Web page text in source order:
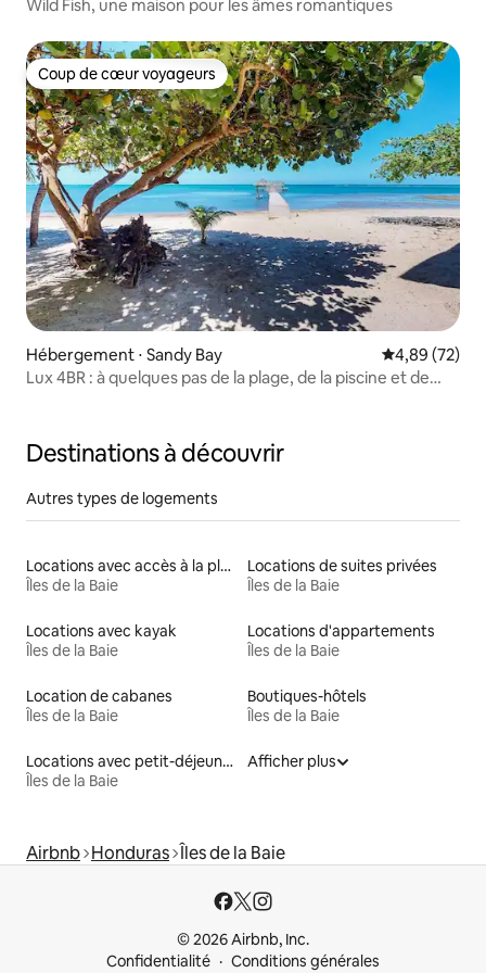
Wild Fish, une maison pour les âmes romantiques
Coup de cœur voyageurs
Coup de cœur voyageurs
Hébergement ⋅ Sandy Bay Évaluation
4,89 (72)
Lux 4BR : à quelques pas de la plage, de la piscine et de
Destinations à découvrir
Autres types de logements
Locations avec accès à la plage
Îles de la Baie
Locations de suites privées
Îles de la Baie
Locations avec kayak
Îles de la Baie
Locations d'appartements
Îles de la Baie
Location de cabanes
Îles de la Baie
Boutiques-hôtels
Îles de la Baie
Locations avec petit-déjeuner
Îles de la Baie
Afficher plus
Airbnb Honduras Îles de la Baie
© 2026 Airbnb, Inc.
Confidentialité
Conditions générales